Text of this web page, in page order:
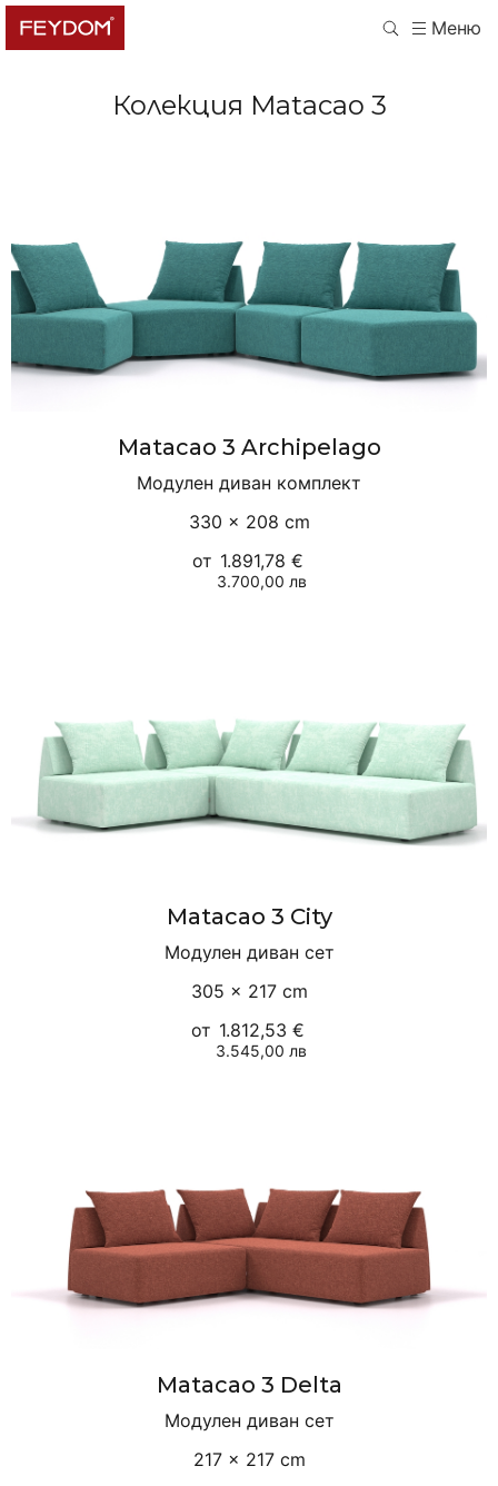
Меню
Колекция Matacao 3
Matacao 3 Archipelago
Модулен диван комплект
330 × 208 cm
от 1.891,78 €
3.700,00 лв
Matacao 3 City
Модулен диван сет
305 × 217 cm
от 1.812,53 €
3.545,00 лв
Matacao 3 Delta
Модулен диван сет
217 × 217 cm